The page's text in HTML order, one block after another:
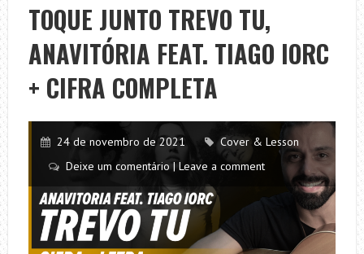
TOQUE JUNTO TREVO TU,
ANAVITÓRIA FEAT. TIAGO IORC
+ CIFRA COMPLETA
24 de novembro de 2021
Cover & Lesson
Deixe um comentário | Leave a comment